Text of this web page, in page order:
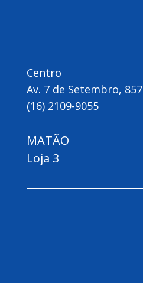
Centro
Av. 7 de Setembro, 857
(16) 2109-9055
MATÃO
Loja 3